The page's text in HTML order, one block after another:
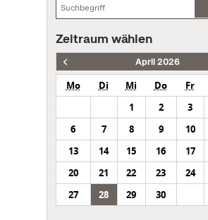
Zeitraum wählen
April 2026
Mo Di Mi Do Fr
1
2 3
6
7 8 9 10
13
14 15 16 17
20
21 22 23 24
27
28 29 30